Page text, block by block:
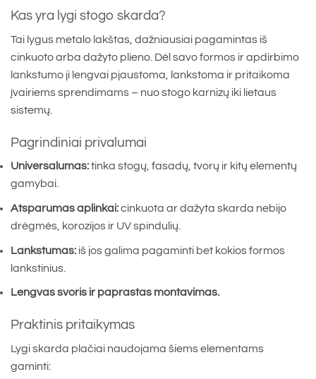
Kas yra lygi stogo skarda?
Tai lygus metalo lakštas, dažniausiai pagamintas iš
cinkuoto arba dažyto plieno. Dėl savo formos ir apdirbimo
lankstumo ji lengvai pjaustoma, lankstoma ir pritaikoma
įvairiems sprendimams – nuo stogo karnizų iki lietaus
sistemų.
Pagrindiniai privalumai
Universalumas:tinka stogų, fasadų, tvorų ir kitų elementų
gamybai.
Atsparumas aplinkai:cinkuota ar dažyta skarda nebijo
drėgmės, korozijos ir UV spindulių.
Lankstumas: iš jos galima pagaminti bet kokios formos
lankstinius.
Lengvas svoris ir paprastas montavimas.
Praktinis pritaikymas
Lygi skarda plačiai naudojama šiems elementams
gaminti: